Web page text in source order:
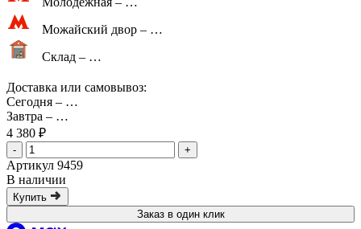
Можайский двор – …
Склад – …
Доставка или самовывоз:
Сегодня – …
Завтра – …
4 380 ₽
- +
Артикул 9459
В наличии
Купить
Заказ в один клик